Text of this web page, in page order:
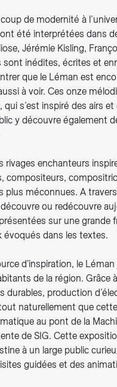
de modernité à
été interprétées dans
Jérémie Kisling,
sont inédites, écrites et
que le Léman est
à voir. Ces onze
qui s’est inspiré des airs
y découvre également
rivages enchanteurs
compositeurs,
plus méconnues. A
ou redécouvre
sur une grande
évoqués dans les textes.
d'inspiration, le
de la région. Grâce
production
naturellement que
au pont de la
de SIG. Cette
à un large public
guidées et des